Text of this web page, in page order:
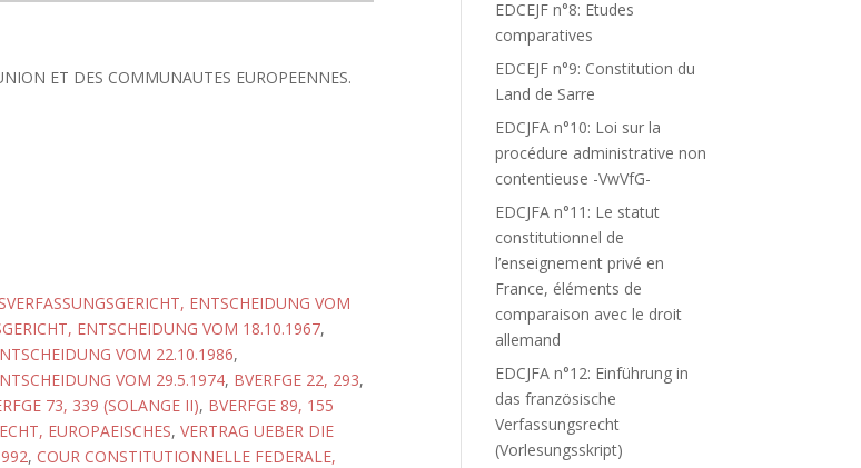
ET DES COMMUNAUTES EUROPEENNES.
ENTSCHEIDUNG VOM
ENTSCHEIDUNG VOM 18.10.1967,
VOM 22.10.1986,
VOM 29.5.1974, BVERFGE 22, 293,
73, 339 (SOLANGE II), BVERFGE 89, 155
EUROPAEISCHES, VERTRAG UEBER DIE
, COUR CONSTITUTIONNELLE FEDERALE,
EDCEJF n°8: Etudes
comparatives
EDCEJF n°9: Constitution du
Land de Sarre
EDCJFA n°10: Loi sur la
procédure administrative non
contentieuse -VwVfG-
EDCJFA n°11: Le statut
constitutionnel de
l’enseignement privé en
France, éléments de
comparaison avec le droit
allemand
EDCJFA n°12: Einführung in
das französische
Verfassungsrecht
(Vorlesungsskript)